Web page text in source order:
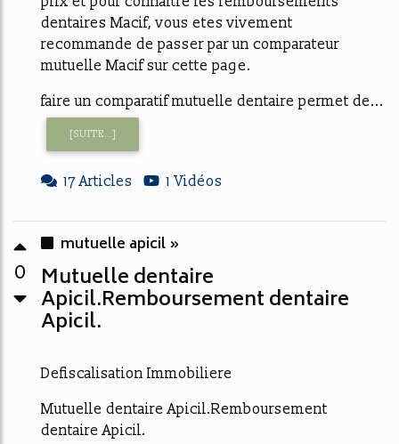
dentaires Macif, vous etes vivement
recommande de passer par un comparateur
mutuelle Macif sur cette page.
faire un comparatif mutuelle dentaire permet de...
[SUITE...]
17 Articles 1 Vidéos
0
mutuelle apicil »
Mutuelle dentaire
Apicil.Remboursement dentaire
Apicil.
Defiscalisation Immobiliere
Mutuelle dentaire Apicil.Remboursement
dentaire Apicil.